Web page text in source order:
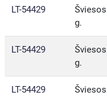
LT-54429
Šviesos
g.
LT-54429
Šviesos
g.
LT-54429
Šviesos